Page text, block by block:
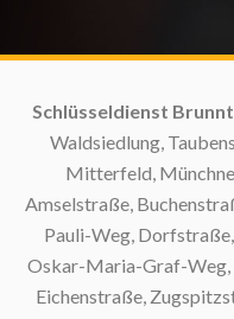
Schlüsseldienst
Waldsiedlung,
Mitterfeld,
Amselstraße,
Pauli-Weg,
Oskar-Maria-Graf-Weg,
Eichenstraße,